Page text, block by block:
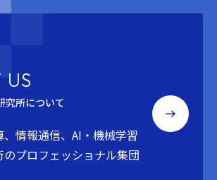
US
究所について
情報通信、AI・機械学習
のプロフェッショナル集団